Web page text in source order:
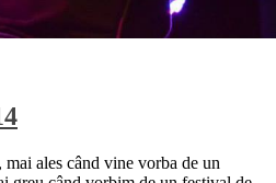
ales când vine vorba de un